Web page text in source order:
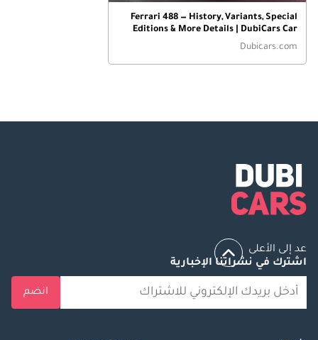
Ferrari 488 — History, Variants, Special
Editions & More Details | DubiCars Car
Spotlight
Dubicars.com
عد إلى الأعلى
اشترك في نشراتنا الإخبارية
انضم